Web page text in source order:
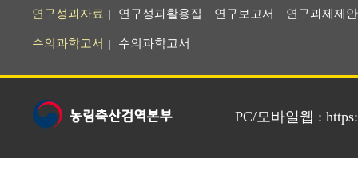
연구성과자료 연구성과활용집 연구보고서 연구과제제
수의과학고서 수의과학고서
PC/모바일웹 :